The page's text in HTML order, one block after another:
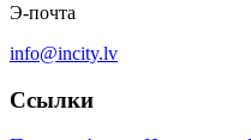
Э-почта
info@incity.lv
Ссылки